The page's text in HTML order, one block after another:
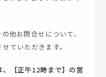
他お問合せについて、
ていただきます。
【正午12時まで】の営